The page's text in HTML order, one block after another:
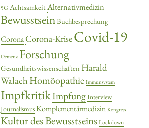
5G AchtsamkeitAlternativmedizin
BewusstseinBuchbesprechung
CoronaCorona-KriseCovid-19
Demenz Forschung
Gesundheitswissenschaften Harald
Walach Homöopathie Immunsystem
ImpfkritikImpfungInterview
JournalismusKomplementärmedizin Kongress
Kultur des Bewusstseins Lockdown